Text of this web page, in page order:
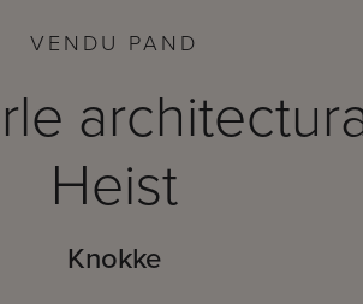
VENDU PAND
Heist
Knokke